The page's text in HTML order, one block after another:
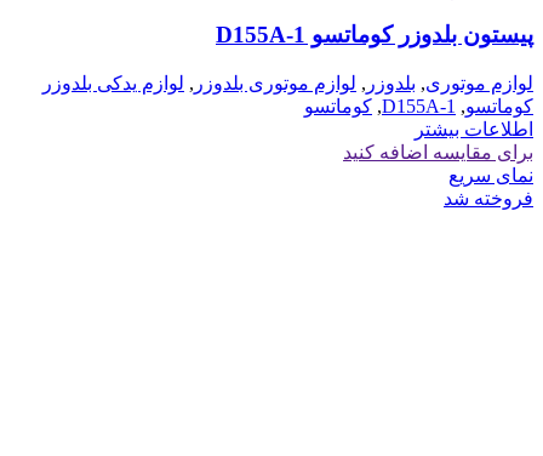
پیستون بلدوزر کوماتسو D155A-1
لوازم موتوری, بلدوزر , لوازم موتوری بلدوزر , لوازم یدکی بلدوزر
کوماتسو,
D155A-1
, کوماتسو
اطلاعات بیشتر
برای مقایسه اضافه کنید
نمای سریع
فروخته شد